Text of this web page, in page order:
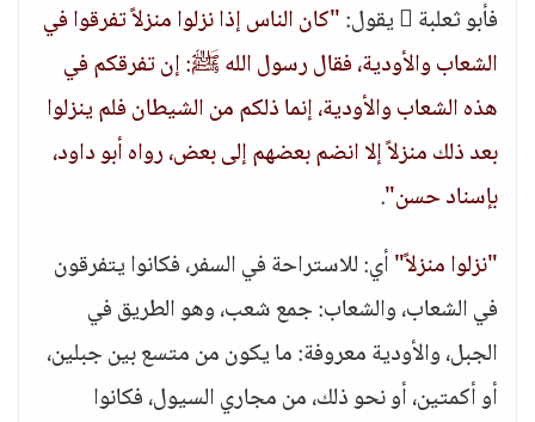
فأبو ثعلبة  يقول:
"كان الناس إذا نزلوا منزلاً تفرقوا في
الشعاب والأودية، فقال رسول الله ﷺ: إن تفرقكم في
هذه الشعاب والأودية، إنما ذلكم من الشيطان فلم ينزلوا
بعد ذلك منزلاً إلا انضم بعضهم إلى بعض، رواه أبو داود،
بإسناد حسن".
"نزلوا منزلاً"أي: للاستراحة في السفر، فكانوا يتفرقون
في الشعاب، والشعاب: جمع شعب، وهو الطريق في
الجبل، والأودية معروفة: ما يكون من متسع بين جبلين،
أو أكمتين، أو نحو ذلك، من مجاري السيول، فكانوا